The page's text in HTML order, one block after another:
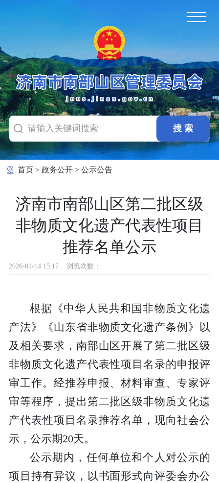
首页>政务公开>公示公告
济南市南部山区第二批区级
非物质文化遗产代表性项目
推荐名单公示
2026-01-14 15:17 浏览次数：
根据《中华人民共和国非物质文化遗
产法》《山东省非物质文化遗产条例》以
及相关要求，南部山区开展了第二批区级
非物质文化遗产代表性项目名录的申报评
审工作。经推荐申报、材料审查、专家评
审等程序，提出第二批区级非物质文化遗
产代表性项目名录推荐名单，现向社会公
示，公示期20天。
公示期内，任何单位和个人对公示的
项目持有异议，以书面形式向评委会办公